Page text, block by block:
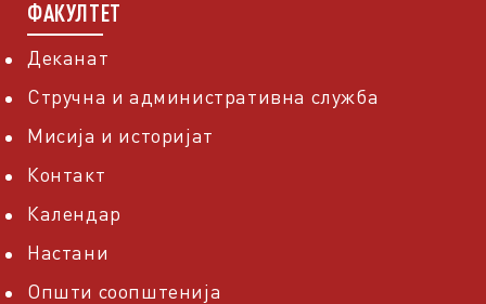
ФАКУЛТЕТ
Деканат
Стручна и административна служба
Мисија и историјат
Контакт
Календар
Настани
Општи соопштенија